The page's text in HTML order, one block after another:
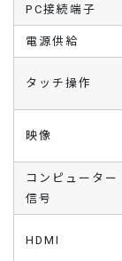
PC接続端子
電源供給
タッチ操作
映像
コンピューター
信号
HDMI